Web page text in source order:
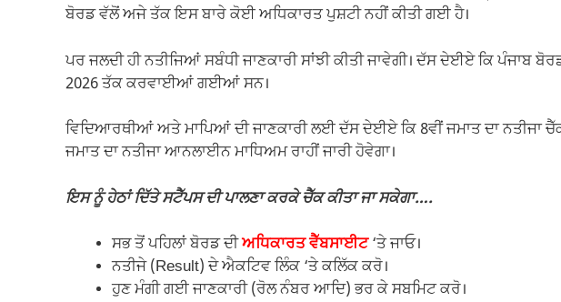
ਬੋਰਡ ਵੱਲੋਂ ਅਜੇ ਤੱਕ ਇਸ ਬਾਰੇ ਕੋਈ ਅਧਿਕਾਰਤ ਪੁਸ਼ਟੀ ਨਹੀਂ ਕੀਤੀ ਗਈ ਹੈ।
ਪਰ ਜਲਦੀ ਹੀ ਨਤੀਜਿਆਂ ਸਬੰਧੀ ਜਾਣਕਾਰੀ ਸਾਂਝੀ ਕੀਤੀ ਜਾਵੇਗੀ। ਦੱਸ ਦੇਈਏ ਕਿ ਪੰਜਾਬ
2026 ਤੱਕ ਕਰਵਾਈਆਂ ਗਈਆਂ ਸਨ।
ਵਿਦਿਆਰਥੀਆਂ ਅਤੇ ਮਾਪਿਆਂ ਦੀ ਜਾਣਕਾਰੀ ਲਈ ਦੱਸ ਦੇਈਏ ਕਿ 8ਵੀਂ ਜਮਾਤ ਦਾ ਨਤੀਜਾ
ਜਮਾਤ ਦਾ ਨਤੀਜਾ ਆਨਲਾਈਨ ਮਾਧਿਅਮ ਰਾਹੀਂ ਜਾਰੀ ਹੋਵੇਗਾ।
ਇਸ ਨੂੰ ਹੇਠਾਂ ਦਿੱਤੇ ਸਟੈੱਪਸ ਦੀ ਪਾਲਣਾ ਕਰਕੇ ਚੈੱਕ ਕੀਤਾ ਜਾ ਸਕੇਗਾ….
ਸਭ ਤੋਂ ਪਹਿਲਾਂ ਬੋਰਡ ਦੀਅਧਿਕਾਰਤ ਵੈੱਬਸਾਈਟ‘ਤੇ ਜਾਓ।
ਨਤੀਜੇ (Result) ਦੇ ਐਕਟਿਵ ਲਿੰਕ ‘ਤੇ ਕਲਿੱਕ ਕਰੋ।
ਹੁਣ ਮੰਗੀ ਗਈ ਜਾਣਕਾਰੀ (ਰੋਲ ਨੰਬਰ ਆਦਿ) ਭਰ ਕੇ ਸਬਮਿਟ ਕਰੋ।